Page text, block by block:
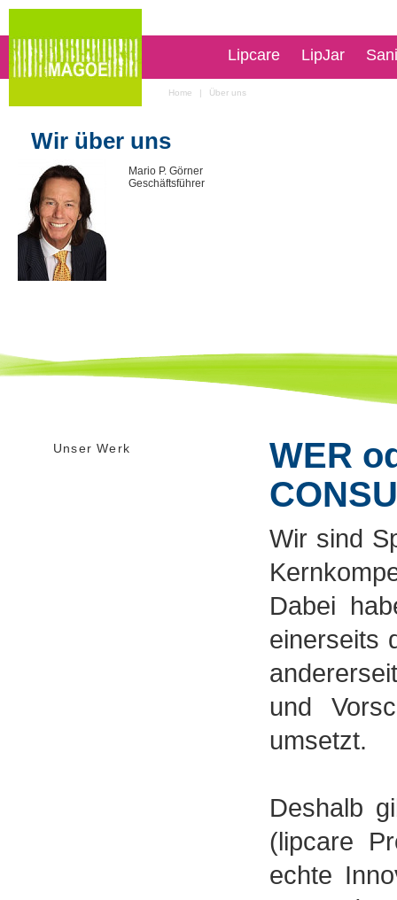
Lipcare LipJar
Home | Über uns
Wir über uns
Mario P. Görner
Geschäftsführer
Unser Werk
WER
Wir sind
Dabei
einerseits
und
umsetzt.
Deshalb
(lipcare
echte